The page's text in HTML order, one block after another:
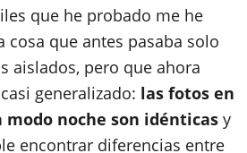
que he probado me he
cosa que antes pasaba solo
aislados, pero que ahora
generalizado: las fotos en
noche son idénticas y
encontrar diferencias entre